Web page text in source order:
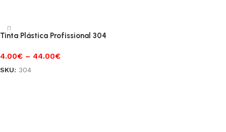
Tinta Plástica Profissional 304
4.00€ – 44.00€
SKU: 304